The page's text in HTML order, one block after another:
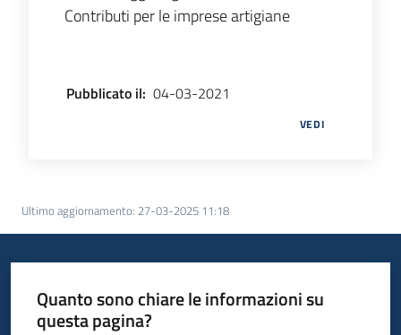
Contributi per le imprese artigiane
Pubblicato il: 04-03-2021
VEDI
Ultimo aggiornamento: 27-03-2025 11:18
Quanto sono chiare le informazioni su
questa pagina?